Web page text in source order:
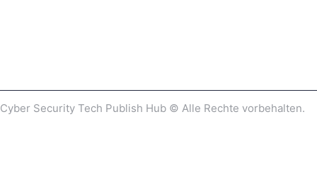
Cyber ​​Security Tech Publish Hub © Alle Rechte vorbehalten.